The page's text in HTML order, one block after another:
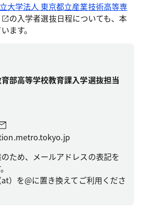
大学法人 東京都立産業技術高等専
の入学者選抜日程についても、本
ます。
部高等学校教育課入学選抜担当
ため、メールアドレスの表記を
）を@に置き換えてご利用くださ